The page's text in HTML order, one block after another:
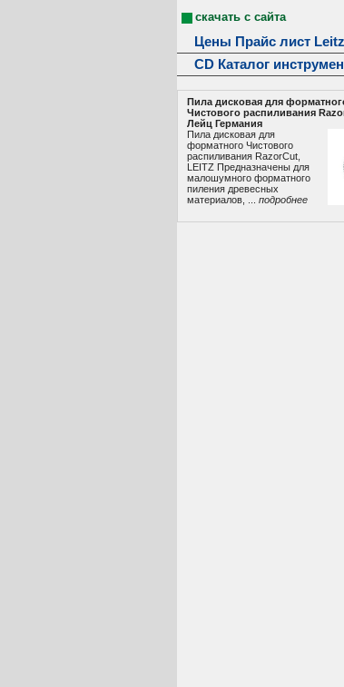
скачать с сайта
Цены Прайс лист
CD Каталог
Пила дисковая для
Чистового распиливания
Лeйц Германия
Пила дисковая для
форматного Чистового
распиливания RazorCut,
LEITZ Предназначены для
малошумного форматного
пиления древесных
материалов, ... подробнее